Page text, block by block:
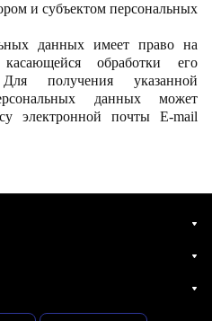
и субъектом персональных
данных имеет право на
обработки его
получения указанной
данных может
электронной почты E-mail